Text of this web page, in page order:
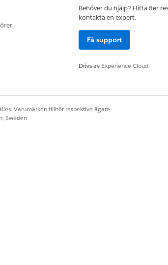
till endast administratörer för att
kopieras över till hälsotillståndsposter när
Behöver du hjälp? Hitta fler
kontakta en expert.
Få support
Drivs av Experience Cloud
Varumärken tillhör respektive ägare.
Sweden